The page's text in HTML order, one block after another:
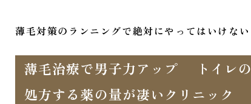
薄毛対策のランニングで絶対にやってはいけない
薄毛治療で男子力アップ
トイレ
処方する薬の量が凄いクリニック